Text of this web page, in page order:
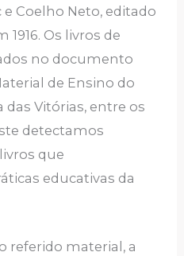
Coelho Neto, editado
1916. Os livros de
no documento
de Ensino do
das Vitórias, entre os
detectamos
que
educativas da
referido material, a